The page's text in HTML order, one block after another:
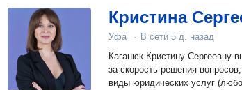
Кристина
Уфа · В сети 5 д. назад
Каганюк Кристину Сергеевну
за скорость решения вопросов,
виды юридических услуг (любой